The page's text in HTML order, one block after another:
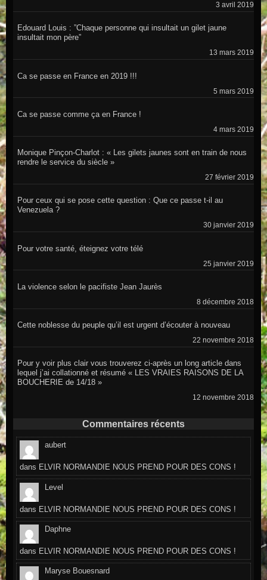
3 avril 2019
Edouard Louis : ”Chaque personne qui insultait un gilet jaune
insultait mon père”
13 mars 2019
Ca se passe en France en 2019 !!!
5 mars 2019
Ca se passe comme ça en France !
4 mars 2019
Monique Pinçon-Charlot : « Les gilets jaunes sont en train de nous
rendre le service du siècle »
27 février 2019
Pour ceux qui se pose cette question : Que ce passe t-il au
Venezuela ?
30 janvier 2019
Pour votre santé, éteignez votre télé
25 janvier 2019
La violence selon le pacifiste Jean Jaurès
8 décembre 2018
Cette noblesse du peuple qu’il est urgent d’écouter à nouveau
22 novembre 2018
Pour y voir plus clair vous trouverez ci-après un long article dans
lequel j’ai collationné et résumé « LES VRAIES RAISONS DE LA
BOUCHERIE de 14/18 »
12 novembre 2018
Commentaires récents
aubert
dans ELVIR NORMANDIE NOUS PREND POUR DES CONS !
Level
dans ELVIR NORMANDIE NOUS PREND POUR DES CONS !
Daphne
dans ELVIR NORMANDIE NOUS PREND POUR DES CONS !
Maryse Bouesnard